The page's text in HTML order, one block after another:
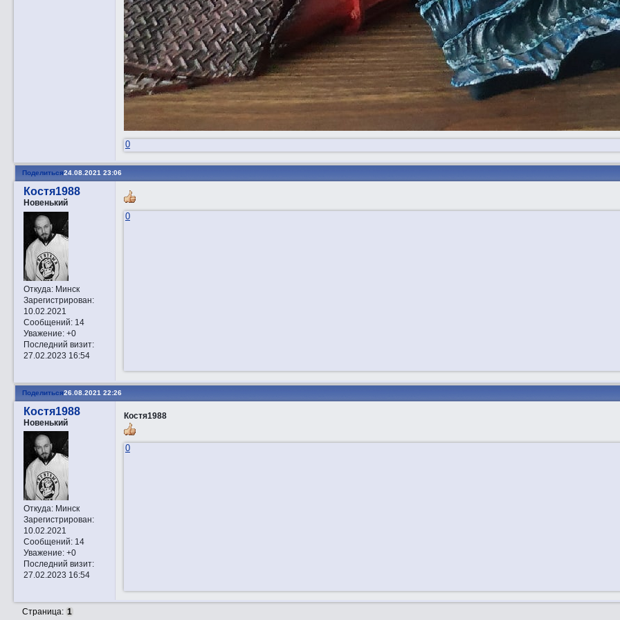
0
Поделиться24.08.2021 23:06
Костя1988
Новенький
Откуда:Минск
Зарегистрирован:
10.02.2021
Сообщений:14
Уважение: +0
Последний визит:
27.02.2023 16:54
0
Поделиться26.08.2021 22:26
Костя1988
Новенький
Откуда:Минск
Зарегистрирован:
10.02.2021
Сообщений:14
Уважение: +0
Последний визит:
27.02.2023 16:54
Костя1988
0
Страница: 1